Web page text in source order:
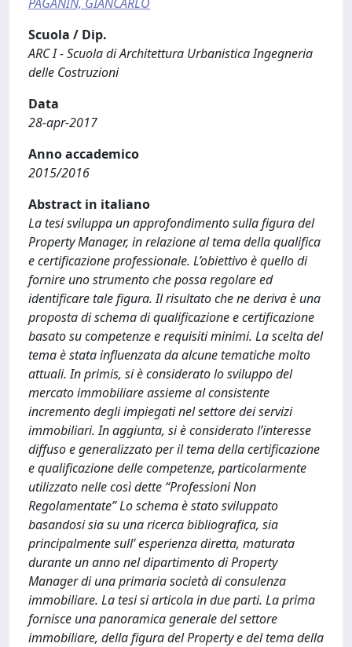
Scuola / Dip.
ARC I - Scuola di Architettura Urbanistica Ingegneria
delle Costruzioni
Data
28-apr-2017
Anno accademico
2015/2016
Abstract in italiano
La tesi sviluppa un approfondimento sulla figura del
Property Manager, in relazione al tema della qualifica
e certificazione professionale. L’obiettivo è quello di
fornire uno strumento che possa regolare ed
identificare tale figura. Il risultato che ne deriva è una
proposta di schema di qualificazione e certificazione
basato su competenze e requisiti minimi. La scelta del
tema è stata influenzata da alcune tematiche molto
attuali. In primis, si è considerato lo sviluppo del
mercato immobiliare assieme al consistente
incremento degli impiegati nel settore dei servizi
immobiliari. In aggiunta, si è considerato l’interesse
diffuso e generalizzato per il tema della certificazione
e qualificazione delle competenze, particolarmente
utilizzato nelle così dette “Professioni Non
Regolamentate” Lo schema è stato sviluppato
basandosi sia su una ricerca bibliografica, sia
principalmente sull’ esperienza diretta, maturata
durante un anno nel dipartimento di Property
Manager di una primaria società di consulenza
immobiliare. La tesi si articola in due parti. La prima
fornisce una panoramica generale del settore
immobiliare, della figura del Property e del tema della